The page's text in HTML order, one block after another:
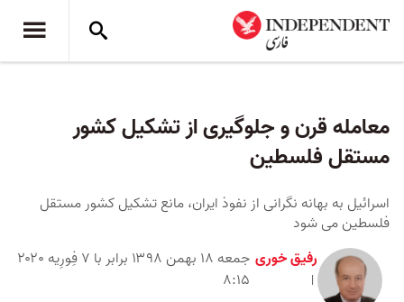
معامله قرن و جلوگیری از تشکیل کشور
مستقل فلسطین
اسرائیل به بهانه‌ نگرانی از نفوذ ایران، مانع تشکیل کشور مستقل
فلسطین می شود
رفیق خوری
جمعه ۱۸ بهمن ۱۳۹۸ برابر با ۷ فِورِیه ۲۰۲۰
۸:۱۵